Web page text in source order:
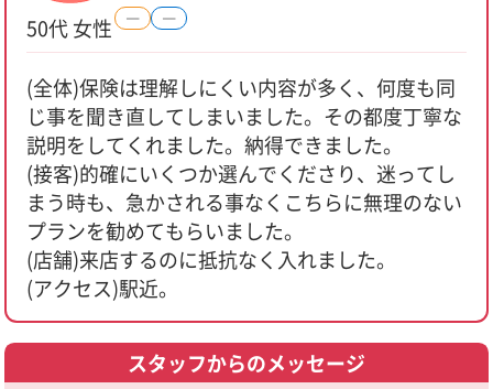
50代 女性 ― ―
(全体)保険は理解しにくい内容が多く、何度も同
じ事を聞き直してしまいました。その都度丁寧な
説明をしてくれました。納得できました。
(接客)的確にいくつか選んでくださり、迷ってし
まう時も、急かされる事なくこちらに無理のない
プランを勧めてもらいました。
(店舗)来店するのに抵抗なく入れました。
(アクセス)駅近。
スタッフからのメッセージ